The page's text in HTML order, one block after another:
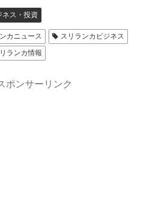
ネス・投資
カニュース
スリランカビジネス
ランカ情報
ポンサーリンク